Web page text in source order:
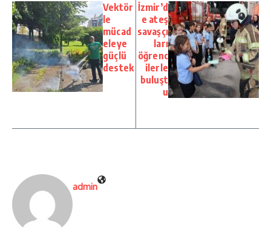
Vektör
le
mücad
eleye
güçlü
destek
İzmir’d
e ateş
savaşçı
ları
öğrenc
ilerle
buluşt
u
admin